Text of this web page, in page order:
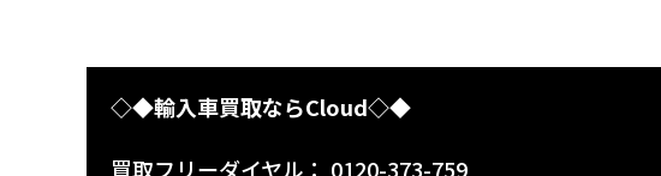
◇◆輸入車買取ならCloud◇◆
買取フリーダイヤル： 0120-373-759